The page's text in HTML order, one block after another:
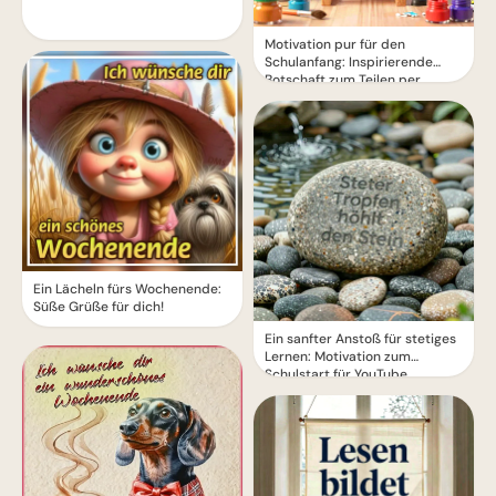
Ein Lächeln fürs Wochenende:
Süße Grüße für dich!
Motivation pur für den
Schulanfang: Inspirierende
Botschaft zum Teilen per
WhatsApp!
Ein sanfter Anstoß für stetiges
Lernen: Motivation zum
Schulstart für YouTube.